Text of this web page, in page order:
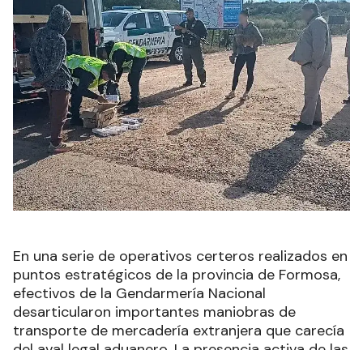
En una serie de operativos certeros realizados en
puntos estratégicos de la provincia de Formosa,
efectivos de la Gendarmería Nacional
desarticularon importantes maniobras de
transporte de mercadería extranjera que carecía